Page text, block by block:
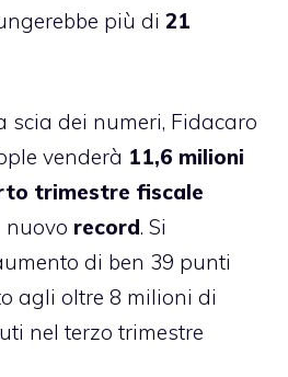
più di 21
dei numeri, Fidacaro
venderà 11,6 milioni
trimestre fiscale
nuovo record. Si
di ben 39 punti
agli oltre 8 milioni di
nel terzo trimestre